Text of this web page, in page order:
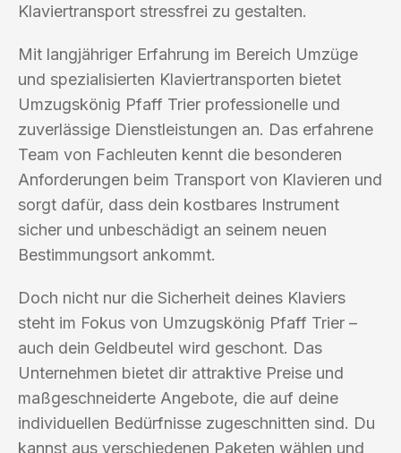
Klaviertransport stressfrei zu gestalten.
Mit langjähriger Erfahrung im Bereich Umzüge
und spezialisierten Klaviertransporten bietet
Umzugskönig Pfaff Trier professionelle und
zuverlässige Dienstleistungen an. Das erfahrene
Team von Fachleuten kennt die besonderen
Anforderungen beim Transport von Klavieren und
sorgt dafür, dass dein kostbares Instrument
sicher und unbeschädigt an seinem neuen
Bestimmungsort ankommt.
Doch nicht nur die Sicherheit deines Klaviers
steht im Fokus von Umzugskönig Pfaff Trier –
auch dein Geldbeutel wird geschont. Das
Unternehmen bietet dir attraktive Preise und
maßgeschneiderte Angebote, die auf deine
individuellen Bedürfnisse zugeschnitten sind. Du
kannst aus verschiedenen Paketen wählen und